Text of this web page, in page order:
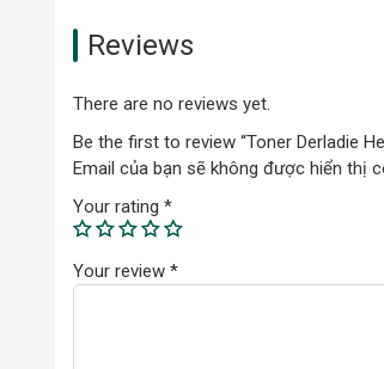
Toner Derladie Herbal Extract
Làn da gặp phải các vấn đề về
Làn da có nhiều dầu thừa và lỗ
Công Dụng Toner
Chiết xuất từ 7 loại quả mọng
Reviews
There are no reviews yet.
Be the first to review “Toner Derladie
Email của bạn sẽ không được hiển thị
Your rating *
Your review *